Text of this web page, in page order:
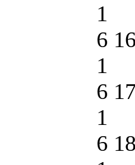
1
6
1
6
1
6